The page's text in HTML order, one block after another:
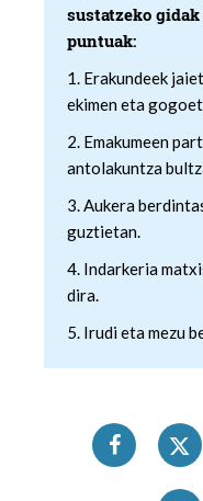
sustatzeko
puntuak:
1. Erakundeek
ekimen eta
2. Emakumeen
antolakuntza
3. Aukera
guztietan.
4. Indarkeria
dira.
5. Irudi eta mezu